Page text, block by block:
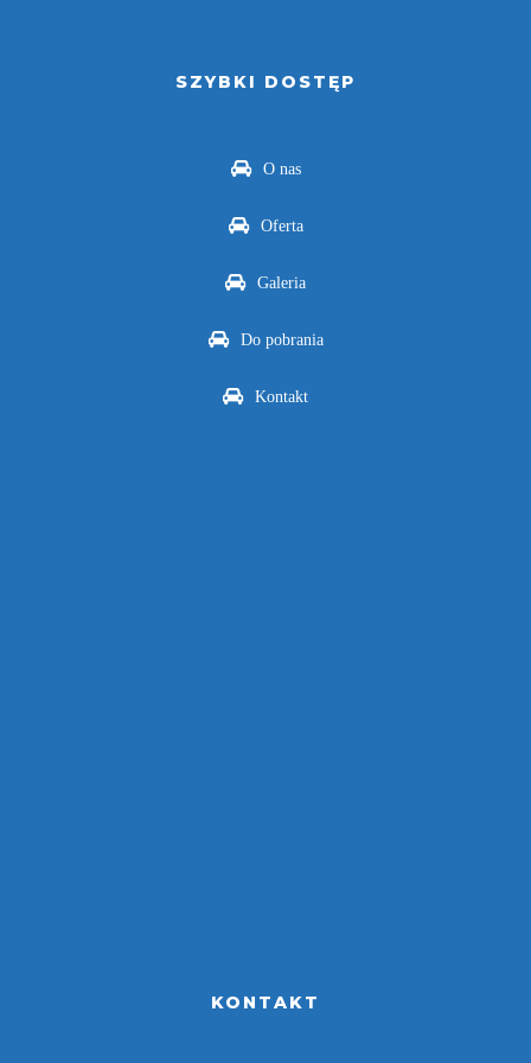
SZYBKI DOSTĘP
O nas
Oferta
Galeria
Do pobrania
Kontakt
KONTAKT